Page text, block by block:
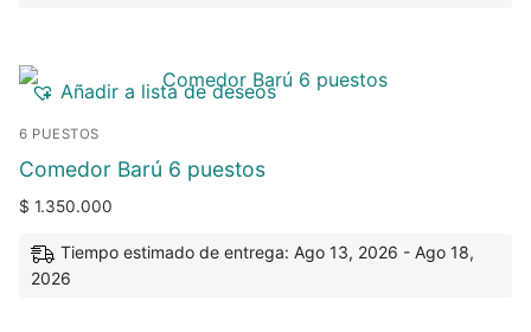
Añadir a lista de deseos
6 PUESTOS
Comedor Barú 6 puestos
$ 1.350.000
Tiempo estimado de entrega: Ago 13, 2026 - Ago 18,
2026